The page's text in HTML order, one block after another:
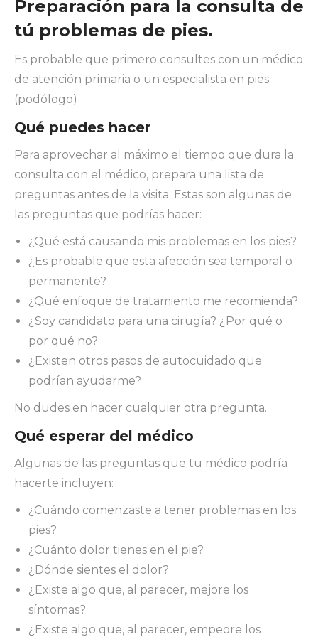
Preparación para la consulta de
tú problemas de pies.
Es probable que primero consultes con un médico
de atención primaria o un especialista en pies
(podólogo)
Qué puedes hacer
Para aprovechar al máximo el tiempo que dura la
consulta con el médico, prepara una lista de
preguntas antes de la visita. Estas son algunas de
las preguntas que podrías hacer:
¿Qué está causando mis problemas en los pies?
¿Es probable que esta afección sea temporal o
permanente?
¿Qué enfoque de tratamiento me recomienda?
¿Soy candidato para una cirugía? ¿Por qué o
por qué no?
¿Existen otros pasos de autocuidado que
podrían ayudarme?
No dudes en hacer cualquier otra pregunta.
Qué esperar del médico
Algunas de las preguntas que tu médico podría
hacerte incluyen:
¿Cuándo comenzaste a tener problemas en los
pies?
¿Cuánto dolor tienes en el pie?
¿Dónde sientes el dolor?
¿Existe algo que, al parecer, mejore los
síntomas?
¿Existe algo que, al parecer, empeore los